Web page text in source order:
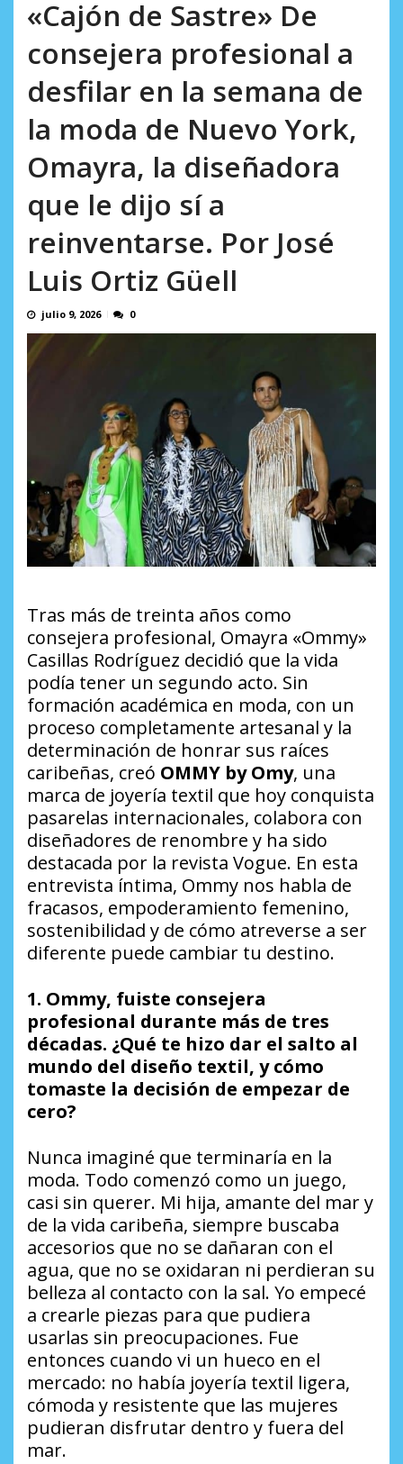
AGOSTO 7, 2026
«Cajón de Sastre» De
consejera profesional a
desfilar en la semana de
la moda de Nuevo York,
Omayra, la diseñadora
que le dijo sí a
reinventarse. Por José
Luis Ortiz Güell
julio 9, 2026 0
Tras más de treinta años como
consejera profesional, Omayra «Ommy»
Casillas Rodríguez decidió que la vida
podía tener un segundo acto. Sin
formación académica en moda, con un
proceso completamente artesanal y la
determinación de honrar sus raíces
caribeñas, creó OMMY by Omy, una
marca de joyería textil que hoy conquista
pasarelas internacionales, colabora con
diseñadores de renombre y ha sido
destacada por la revista Vogue. En esta
entrevista íntima, Ommy nos habla de
fracasos, empoderamiento femenino,
sostenibilidad y de cómo atreverse a ser
diferente puede cambiar tu destino.
1. Ommy, fuiste consejera
profesional durante más de tres
décadas. ¿Qué te hizo dar el salto al
mundo del diseño textil, y cómo
tomaste la decisión de empezar de
cero?
Nunca imaginé que terminaría en la
moda. Todo comenzó como un juego,
casi sin querer. Mi hija, amante del mar y
de la vida caribeña, siempre buscaba
accesorios que no se dañaran con el
agua, que no se oxidaran ni perdieran su
belleza al contacto con la sal. Yo empecé
a crearle piezas para que pudiera
usarlas sin preocupaciones. Fue
entonces cuando vi un hueco en el
mercado: no había joyería textil ligera,
cómoda y resistente que las mujeres
pudieran disfrutar dentro y fuera del
mar.